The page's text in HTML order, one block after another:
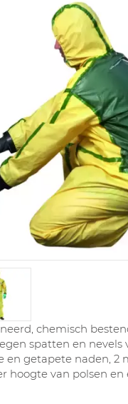
chemisch
spatten en nevels
en getapete naden, 2
hoogte van polsen en